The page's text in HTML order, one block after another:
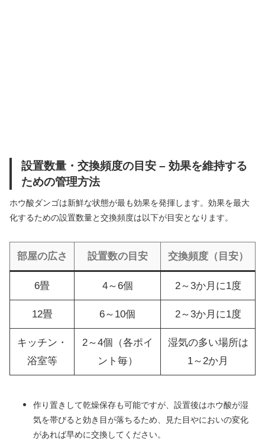
設置数量・交換頻度の目安 – 効果を維持する
ための管理方法
ホウ酸ダンゴは新鮮な状態が最も効果を発揮します。効果を最大
化するための設置数量と交換頻度は以下が目安となります。
部屋の広さ 設置数の目安 交換頻度（目安）
6畳 4～6個 2～3か月に1度
12畳 6～10個 2～3か月に1度
キッチン・
浴室等
2～4個（各ポイ
ント毎）
湿気の多い場所は
1～2か月
作り置きして乾燥保存も可能ですが、設置後はホウ酸が湿
気を帯びると効き目が落ちるため、見た目やにおいの変化
があれば早めに交換してください。